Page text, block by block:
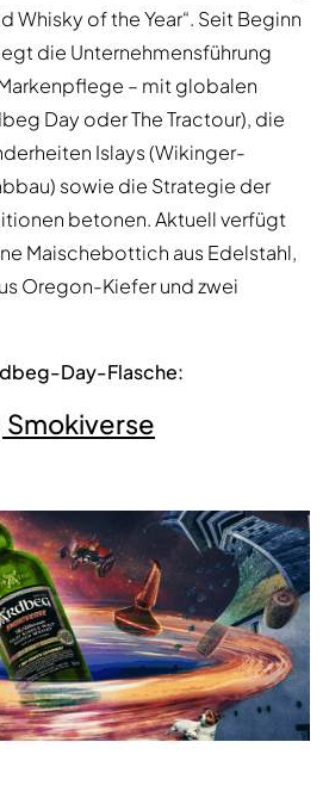
Whisky of the Year“. Seit Beginn
die Unternehmensführung
– mit globalen
Day oder The Tractour), die
Islays (Wikinger-
sowie die Strategie der
betonen. Aktuell verfügt
Maischebottich aus Edelstahl,
Oregon-Kiefer und zwei
Day-Flasche: